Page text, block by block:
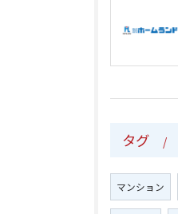
タグ
マンション